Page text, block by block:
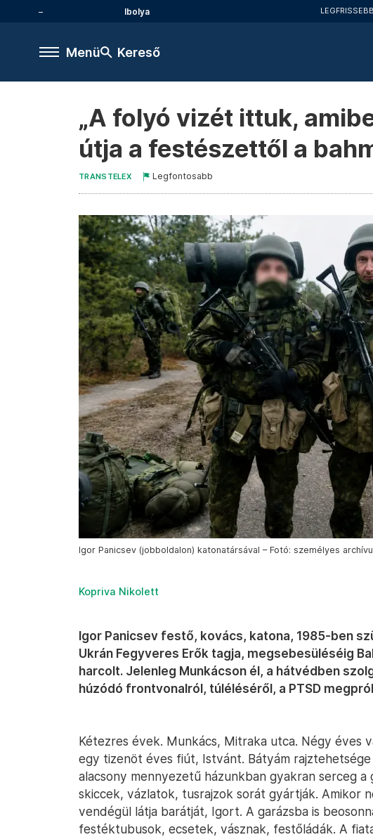
Ibolya LEGFRISSEBB
Menü Kereső
„A folyó vizét ittuk,
útja a festészettől a
TRANSTELEX Legfontosabb
Igor Panicsev (jobboldalon) katonatársával – Fotó: személyes
Kopriva Nikolett
Igor Panicsev festő, kovács, katona, 1985-ben
Ukrán Fegyveres Erők tagja, megsebesüléséig
harcolt. Jelenleg Munkácson él, a hátvédben
húzódó frontvonalról, túléléséről, a PTSD
Kétezres évek. Munkács, Mitraka utca. Négy éves
egy tizenöt éves fiút, Istvánt. Bátyám
alacsony mennyezetű házunkban gyakran serceg a
skiccek, vázlatok, tusrajzok sorát gyártják. Amikor
vendégül látja barátját, Igort. A garázsba is
festéktubusok, ecsetek, vásznak, festőládák. A